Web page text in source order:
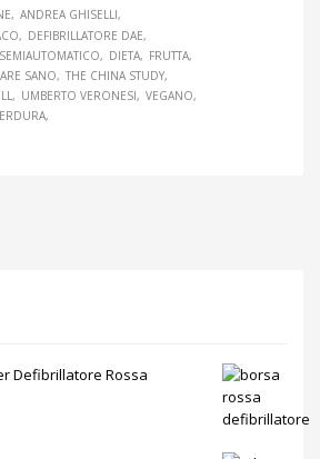
ANDREA GHISELLI
DEFIBRILLATORE DAE
DIETA
FRUTTA
SANO
THE CHINA STUDY
UMBERTO VERONESI
VEGANO
Defibrillatore Rossa